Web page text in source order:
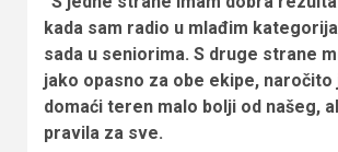
kada sam radio u mlađim
sada u seniorima. S druge strane
jako opasno za obe ekipe,
domaći teren malo bolji od našeg,
pravila za sve.